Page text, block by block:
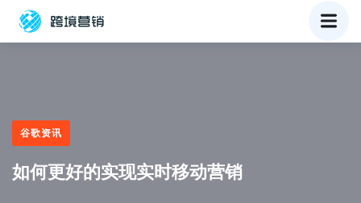
谷歌资讯
如何更好的实现实时移动营销